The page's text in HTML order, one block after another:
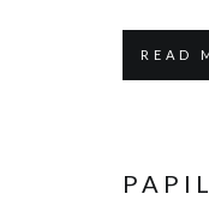
READ